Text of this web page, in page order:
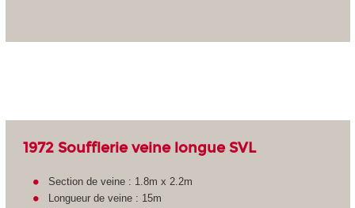
1972 Soufflerie veine longue SVL
Section de veine : 1.8m x 2.2m
Longueur de veine : 15m